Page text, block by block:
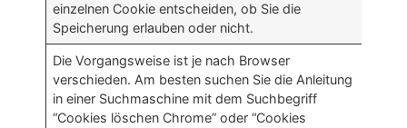
einzelnen Cookie entscheiden, ob Sie die
Speicherung erlauben oder nicht.
Die Vorgangsweise ist je nach Browser
verschieden. Am besten suchen Sie die Anleitung
in einer Suchmaschine mit dem Suchbegriff
“Cookies löschen Chrome” oder “Cookies